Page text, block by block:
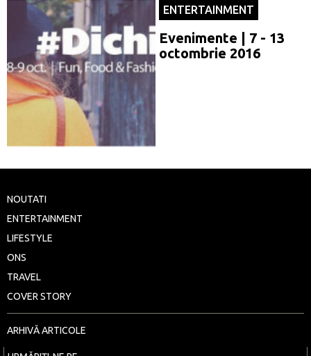
ENTERTAINMENT
Evenimente | 7 - 13
octombrie 2016
NOUTATI
ENTERTAINMENT
LIFESTYLE
ONS
TRAVEL
COVER STORY
ARHIVĂ ARTICOLE